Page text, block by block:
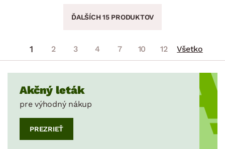
ĎALŠÍCH 15 PRODUKTOV
1 2 3 4 7 10 12 Všetko
Akčný leták
pre výhodný nákup
PREZRIEŤ